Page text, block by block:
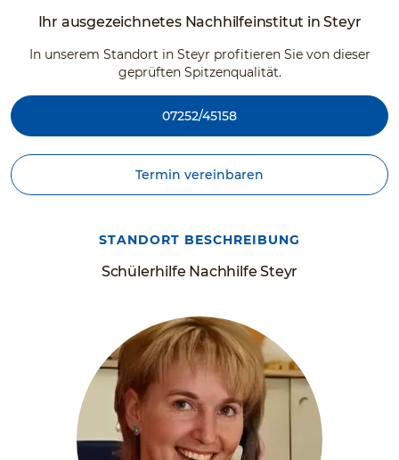
Ihr ausgezeichnetes Nachhilfeinstitut in Steyr
In unserem Standort in Steyr profitieren Sie von dieser
geprüften Spitzenqualität.
07252/45158
Termin vereinbaren
Schülerhilfe Nachhilfe Steyr
STANDORT BESCHREIBUNG